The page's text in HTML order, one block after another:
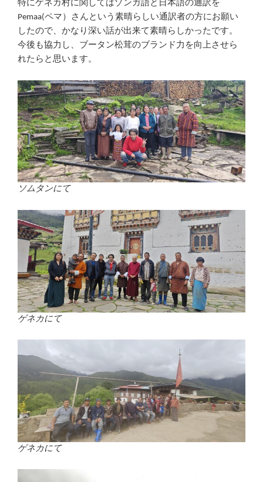
特にゲネカ村に関してはゾンガ語と日本語の通訳を
Pemaa(ペマ）さんという素晴らしい通訳者の方にお願い
したので、かなり深い話が出来て素晴らしかったです。
今後も協力し、ブータン松茸のブランド力を向上させら
れたらと思います。
ソムタンにて
ゲネカにて
ゲネカにて